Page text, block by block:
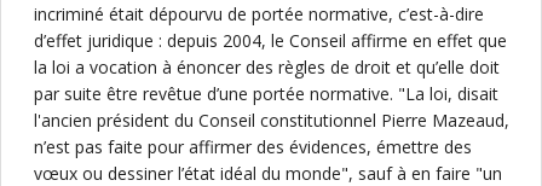
incriminé était dépourvu de portée normative, c’est-à-dire
d’effet juridique : depuis 2004, le Conseil affirme en effet que
la loi a vocation à énoncer des règles de droit et qu’elle doit
par suite être revêtue d’une portée normative. "La loi, disait
l'ancien président du Conseil constitutionnel Pierre Mazeaud,
n’est pas faite pour affirmer des évidences, émettre des
vœux ou dessiner l’état idéal du monde", sauf à en faire "un